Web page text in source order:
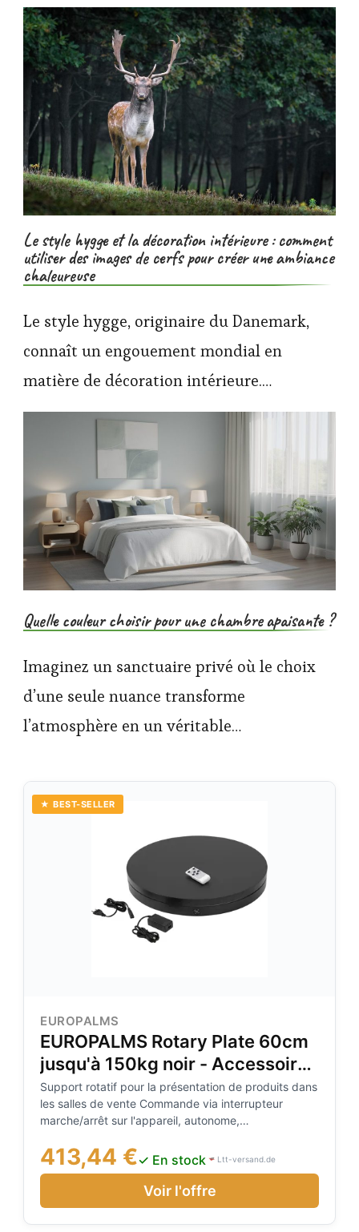
Le style hygge et la décoration intérieure : comment
utiliser des images de cerfs pour créer une ambiance
chaleureuse
Le style hygge, originaire du Danemark,
connaît un engouement mondial en
matière de décoration intérieure.…
Quelle couleur choisir pour une chambre apaisante ?
Imaginez un sanctuaire privé où le choix
d’une seule nuance transforme
l’atmosphère en un véritable…
★ BEST-SELLER
EUROPALMS
EUROPALMS Rotary Plate 60cm
jusqu'à 150kg noir - Accessoires
de décoration
Support rotatif pour la présentation de produits dans
les salles de vente Commande via interrupteur
marche/arrêt sur l'appareil, autonome,
tailles, Design élégant, Pour des domaines
d'application tels que: Mariages/galas/événements,
construction de stands pour salons professionnels,
Contenu de l'emballage 1 appareil, 1 adaptateur
secteur externe, 1 télécommande, 1 cordon
413,44 €✓ En stock Ltt-versand.de
Voir l'offre